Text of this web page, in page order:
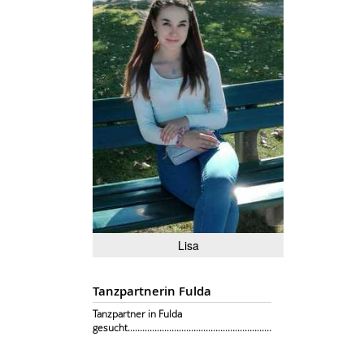
Lisa
Tanzpartnerin Fulda
Tanzpartner in Fulda
gesucht...........................................................